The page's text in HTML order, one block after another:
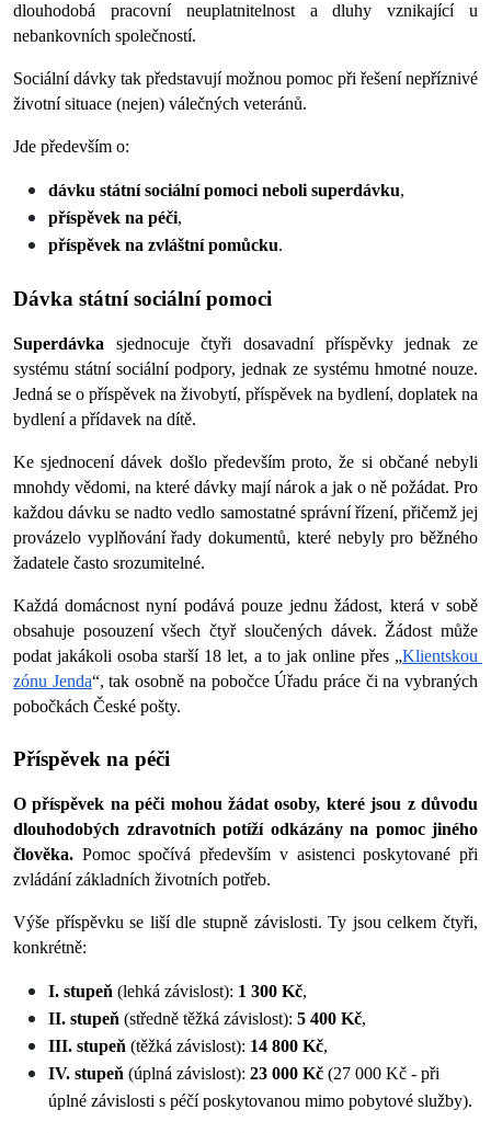
dlouhodobá pracovní neuplatnitelnost a dluhy vznikající u
nebankovních společností.
Sociální dávky tak představují možnou pomoc při řešení nepříznivé
životní situace (nejen) válečných veteránů.
Jde především o:
dávku státní sociální pomoci neboli superdávku,
příspěvek na péči,
příspěvek na zvláštní pomůcku.
Dávka státní sociální pomoci
Superdávka sjednocuje čtyři dosavadní příspěvky jednak ze
systému státní sociální podpory, jednak ze systému hmotné nouze.
Jedná se o příspěvek na živobytí, příspěvek na bydlení, doplatek na
bydlení a přídavek na dítě.
Ke sjednocení dávek došlo především proto, že si občané nebyli
mnohdy vědomi, na které dávky mají nárok a jak o ně požádat. Pro
každou dávku se nadto vedlo samostatné správní řízení, přičemž jej
provázelo vyplňování řady dokumentů, které nebyly pro běžného
žadatele často srozumitelné.
Každá domácnost nyní podává pouze jednu žádost, která v sobě
obsahuje posouzení všech čtyř sloučených dávek. Žádost může
podat jakákoli osoba starší 18 let, a to jak online přes „Klientskou
zónu Jenda“, tak osobně na pobočce Úřadu práce či na vybraných
pobočkách České pošty.
Příspěvek na péči
O příspěvek na péči mohou žádat osoby, které jsou z důvodu
dlouhodobých zdravotních potíží odkázány na pomoc jiného
člověka. Pomoc spočívá především v asistenci poskytované při
zvládání základních životních potřeb.
Výše příspěvku se liší dle stupně závislosti. Ty jsou celkem čtyři,
konkrétně:
I. stupeň (lehká závislost): 1 300 Kč,
II. stupeň (středně těžká závislost): 5 400 Kč,
III. stupeň (těžká závislost): 14 800 Kč,
IV. stupeň (úplná závislost): 23 000 Kč (27 000 Kč - při
úplné závislosti s péčí poskytovanou mimo pobytové služby).